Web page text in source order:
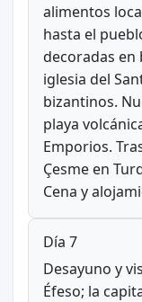
alimentos
hasta el
decoradas en
iglesia del
bizantinos.
playa
Emporios.
Çesme en
Cena y
Día 7
Desayuno y
Éfeso; la